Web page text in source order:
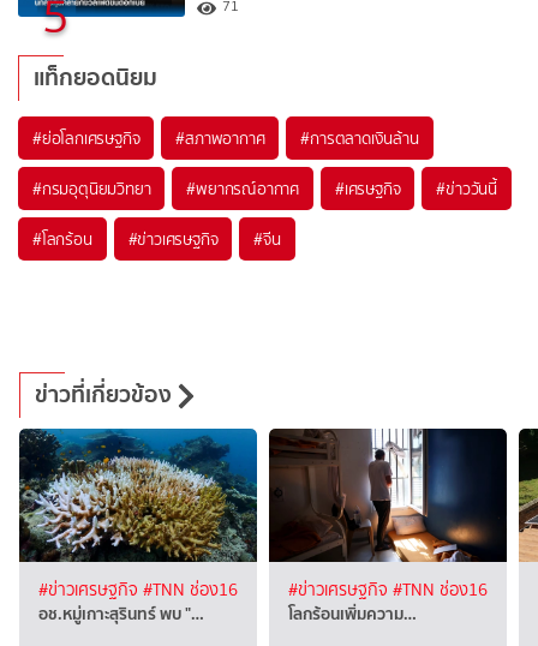
5 71
แท็กยอดนิยม
#ย่อโลกเศรษฐกิจ #สภาพอากาศ #การตลาดเงินล้าน
#กรมอุตุนิยมวิทยา #พยากรณ์อากาศ #เศรษฐกิจ #ข่าววันนี้
#โลกร้อน #ข่าวเศรษฐกิจ #จีน
ข่าวที่เกี่ยวข้อง
#ข่าวเศรษฐกิจ #TNN ช่อง16
อช.หมู่เกาะสุรินทร์ พบ "…
#ข่าวเศรษฐกิจ #TNN ช่อง16
โลกร้อนเพิ่มความ…